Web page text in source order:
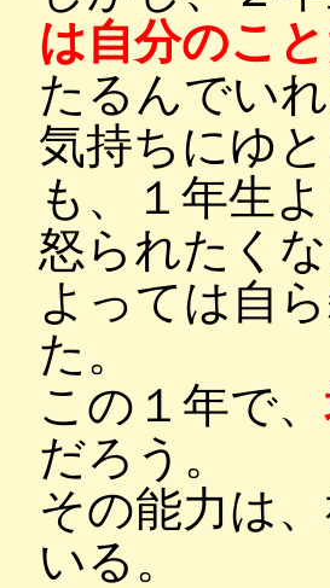
は自分のこ
たるんでい
気持ちにゆ
も、１年生
怒られたく
よっては自
た。
この１年で、
だろう。
その能力は
いる。